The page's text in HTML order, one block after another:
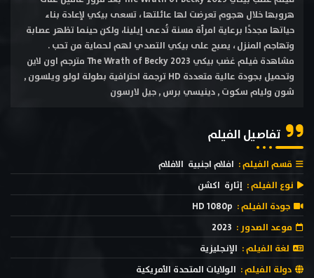
هروبها خلال هجوم تعرضت لها عائلتها ، تسعى بيكي لإعادة بناء
حياتها مجددًا برعاية امرأة مسنة تُدعى إيلينا، ولكن حينما تظهر عصابة
وتهاجم المنزل ، يصبح على بيكي التصدي لهم لحماية من تحب .
مشاهدة فيلم غضب بيكي The Wrath of Becky 2023 مترجم اون لاين
وتحميل بجودة عالية متعددة HD ترجمة احترافية بطولة لولو ويلسون ,
شون وليام سكوت , دينيسي برس , جيل لارسون
تفاصيل الفيلم
قسم الفيلم : افلام اجنبية الافلام
نوع الفيلم : إثارة اكشن
جودة الفيلم : HD 1080p
موعد الصدور : 2023
لغة الفيلم : الإنجليزية
دولة الفيلم : الولايات المتحدة الأمريكية